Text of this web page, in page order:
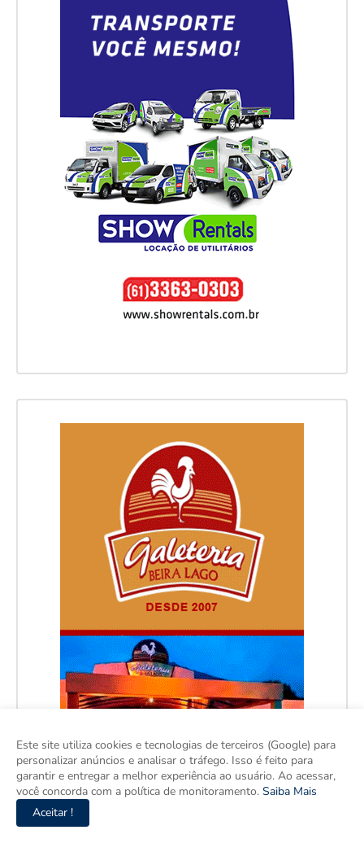
Este site utiliza cookies e tecnologias de terceiros (Google) para
personalizar anúncios e analisar o tráfego. Isso é feito para
garantir e entregar a melhor experiência ao usuário. Ao acessar,
você concorda com a política de monitoramento. Saiba Mais
Aceitar !